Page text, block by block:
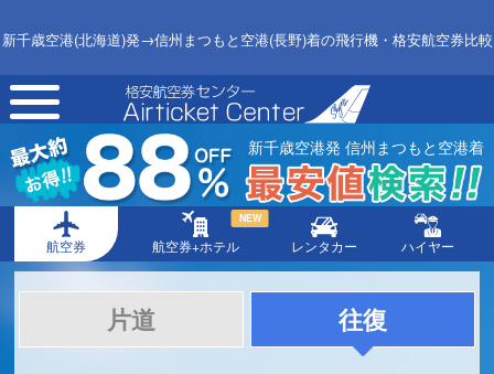
新千歳空港(北海道)発→信州まつもと空港(長野)着の飛行機・格安航空券比較
toggle
navigation
新千歳空港発 信州まつもと空港着
航空券 航空券+ホテル
NEW
レンタカー ハイヤー
片道 往復